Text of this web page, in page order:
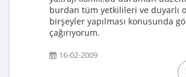
burdan tüm yetkilileri ve duyarlı
birşeyler yapılması konusunda
çağırıyorum.
16-02-2009